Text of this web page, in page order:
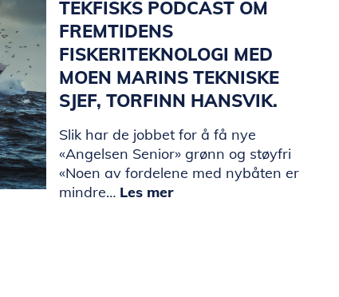
TEKFISKS PODCAST OM
FREMTIDENS
FISKERITEKNOLOGI MED
MOEN MARINS TEKNISKE
SJEF, TORFINN HANSVIK.
Slik har de jobbet for å få nye
«Angelsen Senior» grønn og støyfri
«Noen av fordelene med nybåten er
mindre… Les mer